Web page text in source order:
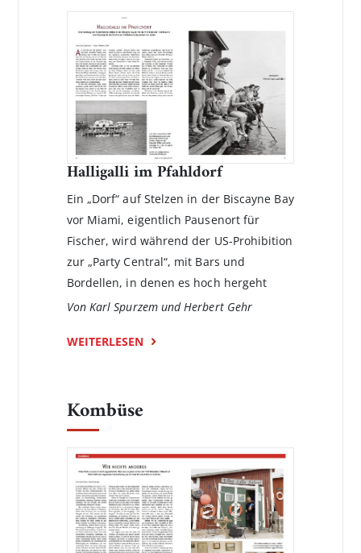
Halligalli im Pfahldorf
Ein „Dorf“ auf Stelzen in der Biscayne Bay
vor Miami, eigentlich Pausenort für
Fischer, wird während der US-Prohibition
zur „Party Central“, mit Bars und
Bordellen, in denen es hoch hergeht
Von Karl Spurzem und Herbert Gehr
WEITERLESEN
Kombüse